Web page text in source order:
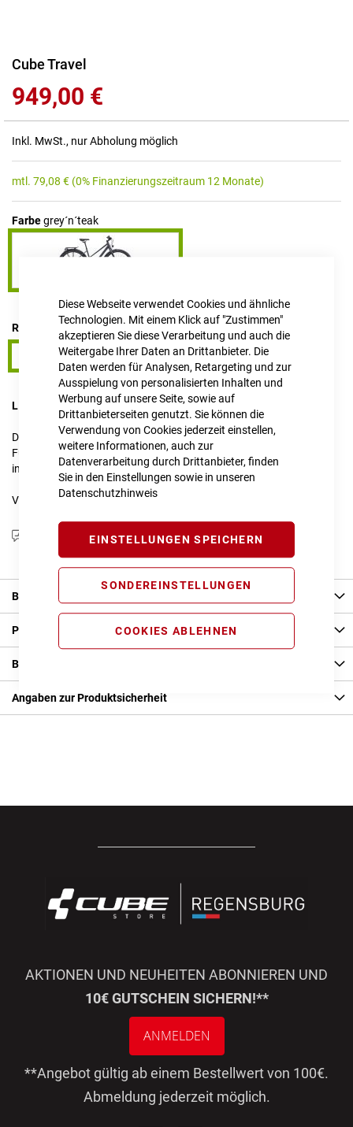
Diese Webseite verwendet Cookies und ähnliche
Technologien. Mit einem Klick auf "Zustimmen"
akzeptieren Sie diese Verarbeitung und auch die
Weitergabe Ihrer Daten an Drittanbieter. Die
Daten werden für Analysen, Retargeting und zur
Ausspielung von personalisierten Inhalten und
Werbung auf unsere Seite, sowie auf
Drittanbieterseiten genutzt. Sie können die
Verwendung von Cookies jederzeit einstellen,
weitere Informationen, auch zur
Datenverarbeitung durch Drittanbieter, finden
Sie in den Einstellungen sowie in unseren
Datenschutzhinweis
EINSTELLUNGEN SPEICHERN
SONDEREINSTELLUNGEN
COOKIES ABLEHNEN
Zum
der
Bildgalerie
springen
Cube Travel
949,00 €
Inkl. MwSt., nur Abholung möglich
mtl. 79,08 € (0% Finanzierungszeitraum 12 Monate)
Farbegrey´n´teak
RAHMENHÖHE 46 cm
46 cm
LIEFERZEIT im Onlineshop erfragen
Dieser Artikel ist nicht verfügbar.
Für Anfragen zur Verfügbarkeit schreiben Sie uns gerne an
info@cube-store-regensburg.de
Vergleichsliste: hinzufügen |
Beschreibung
Produkt Details
Bewertungen
Angaben zur Produktsicherheit
AKTIONEN UND NEUHEITEN ABONNIEREN UND
10€ GUTSCHEIN SICHERN!**
ANMELDEN
**Angebot gültig ab einem Bestellwert von 100€.
Abmeldung jederzeit möglich.